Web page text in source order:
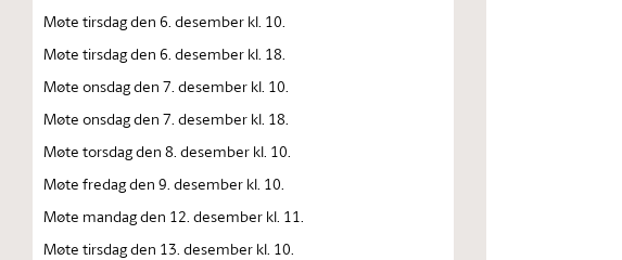
Møte tirsdag den 6. desember kl. 10.
Møte tirsdag den 6. desember kl. 18.
Møte onsdag den 7. desember kl. 10.
Møte onsdag den 7. desember kl. 18.
Møte torsdag den 8. desember kl. 10.
Møte fredag den 9. desember kl. 10.
Møte mandag den 12. desember kl. 11.
Møte tirsdag den 13. desember kl. 10.